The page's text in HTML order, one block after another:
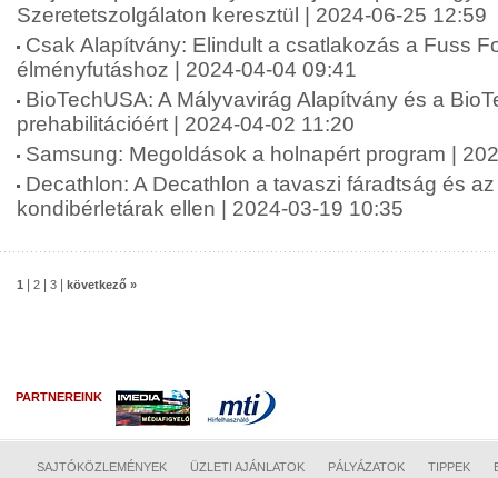
Szeretetszolgálaton keresztül | 2024-06-25 12:59
Csak Alapítvány: Elindult a csatlakozás a Fuss
élményfutáshoz | 2024-04-04 09:41
BioTechUSA: A Mályvavirág Alapítvány és a
prehabilitációért | 2024-04-02 11:20
Samsung: Megoldások a holnapért program |
Decathlon: A Decathlon a tavaszi fáradtság és
kondibérletárak ellen | 2024-03-19 10:35
1 2 3 következő »
PARTNEREINK
SAJTÓKÖZLEMÉNYEK ÜZLETI AJÁNLATOK PÁLYÁZATOK TIPPEK